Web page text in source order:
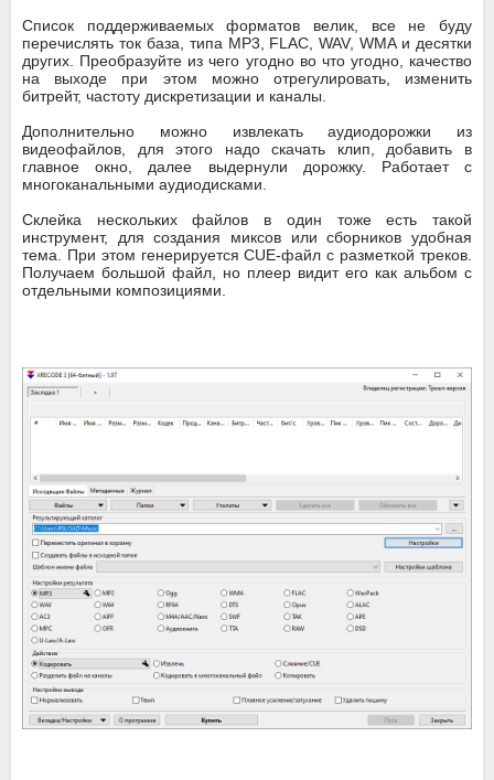
Список поддерживаемых форматов велик, все не буду
перечислять ток база, типа MP3, FLAC, WAV, WMA и десятки
других. Преобразуйте из чего угодно во что угодно, качество
на выходе при этом можно отрегулировать, изменить
битрейт, частоту дискретизации и каналы.
Дополнительно можно извлекать аудиодорожки из
видеофайлов, для этого надо скачать клип, добавить в
главное окно, далее выдернули дорожку. Работает с
многоканальными аудиодисками.
Склейка нескольких файлов в один тоже есть такой
инструмент, для создания миксов или сборников удобная
тема. При этом генерируется CUE-файл с разметкой треков.
Получаем большой файл, но плеер видит его как альбом с
отдельными композициями.